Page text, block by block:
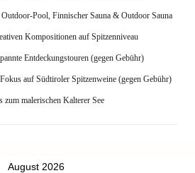
Outdoor-Pool, Finnischer Sauna & Outdoor Sauna
Kompositionen auf Spitzenniveau
Entdeckungstouren (gegen Gebühr)
auf Südtiroler Spitzenweine (gegen Gebühr)
malerischen Kalterer See
August 2026